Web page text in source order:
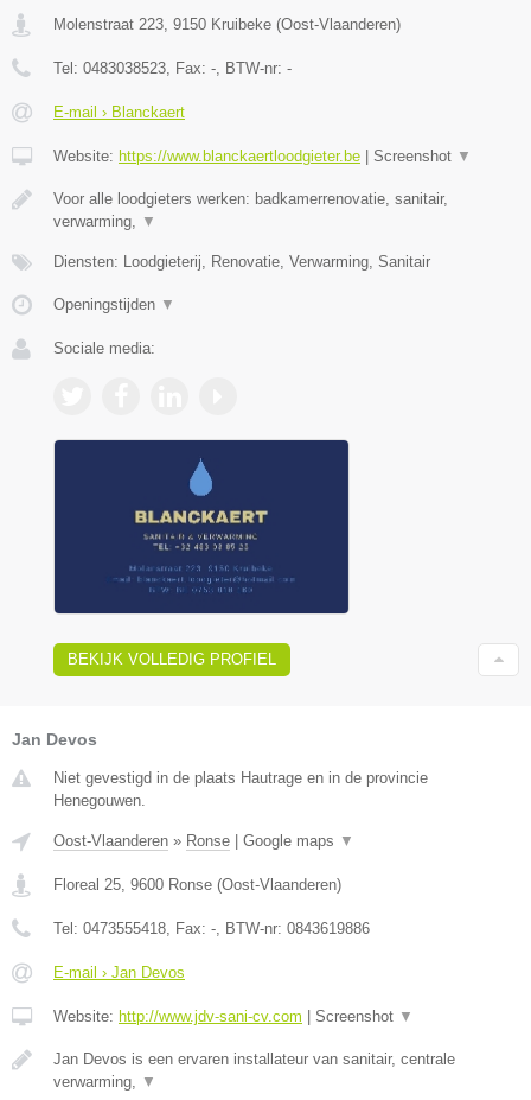
Molenstraat 223 9150 Kruibeke (Oost-Vlaanderen)
Tel: 0483038523 , Fax: - , BTW-nr: -
E-mail › Blanckaert
Website: https://www.blanckaertloodgieter.be Screenshot ▼
Voor alle loodgieters werken: badkamerrenovatie, sanitair,
verwarming,
▼
Diensten: Loodgieterij, Renovatie, Verwarming, Sanitair
Openingstijden ▼
Sociale media:
BEKIJK VOLLEDIG PROFIEL
Jan Devos
Niet gevestigd in de plaats Hautrage en in de provincie
Henegouwen.
Oost-Vlaanderen » Ronse Google maps ▼
Floreal 25 9600 Ronse (Oost-Vlaanderen)
Tel: 0473555418 , Fax: - , BTW-nr: 0843619886
E-mail › Jan Devos
Website: http://www.jdv-sani-cv.com Screenshot ▼
Jan Devos is een ervaren installateur van sanitair, centrale
verwarming,
▼